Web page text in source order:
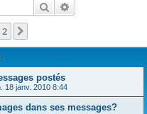
c
r
Rechercher
2
postés
18 janv. 2010 8:44
dans ses messages?